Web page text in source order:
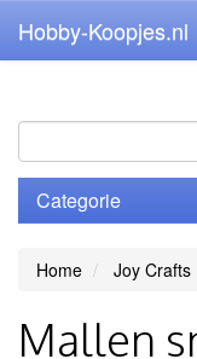
Hobby-Koopjes.nl
Categorie
Home Joy Crafts
Mallen